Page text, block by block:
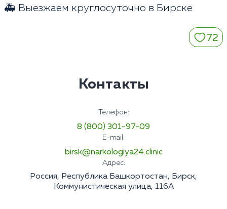
🚑 Выезжаем круглосуточно в Бирске
72
Контакты
Телефон:
8 (800) 301-97-09
E-mail:
birsk@narkologiya24.clinic
Адрес:
Россия, Республика Башкортостан, Бирск,
Коммунистическая улица, 116А